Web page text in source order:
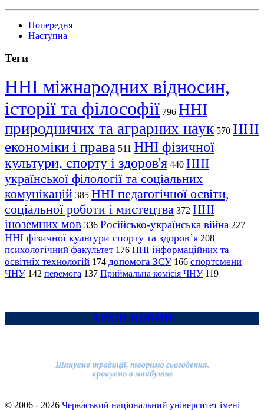
Попередня
Наступна
Теги
ННІ міжнародних відносин,
історії та філософії 796 ННІ
природничих та аграрних наук 570 ННІ
економіки і права 511 ННІ фізичної
культури, спорту і здоров'я 440 ННІ
української філології та соціальних
комунікацій 385 ННІ педагогічної освіти,
соціальної роботи і мистецтва 372 ННІ
іноземних мов 336 Російсько-українська війна 227
ННІ фізичної культури спорту та здоров’я 208
психологічний факультет 176 ННІ інформаційних та
освітніх технологій 174 допомога ЗСУ 166 спортсмени
ЧНУ 142 перемога 137 Приймальна комісія ЧНУ 119
АРХІВ НОВИН
© 2006 - 2026 Черкаський національний університет імені